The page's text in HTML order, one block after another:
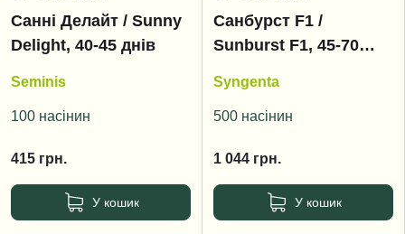
Санні Делайт / Sunny
Delight, 40-45 днів
Seminis
100 насінин
415 грн.
У кошик
Санбурст F1 /
Sunburst F1, 45-70
Syngenta
500 насінин
1 044 грн.
У кошик